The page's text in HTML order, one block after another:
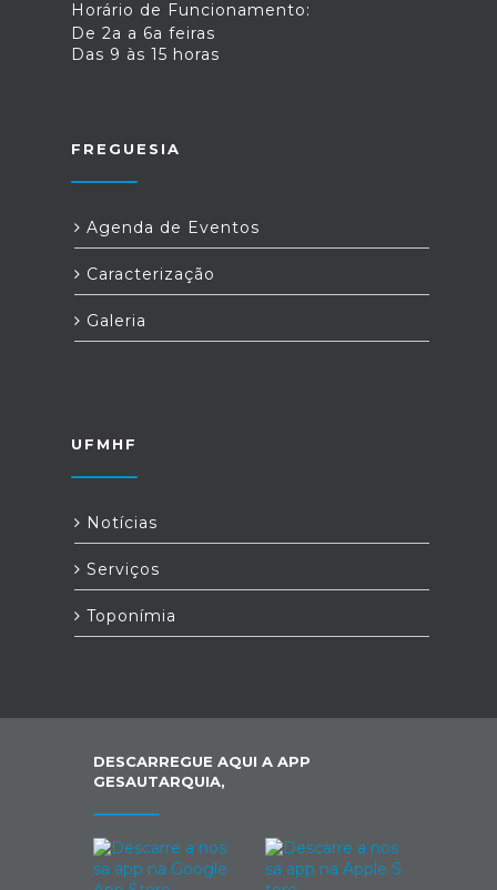
Horário de Funcionamento:
De 2a a 6a feiras
Das 9 às 15 horas
FREGUESIA
Agenda de Eventos
Caracterização
Galeria
UFMHF
Notícias
Serviços
Toponímia
DESCARREGUE AQUI A APP
GESAUTARQUIA,